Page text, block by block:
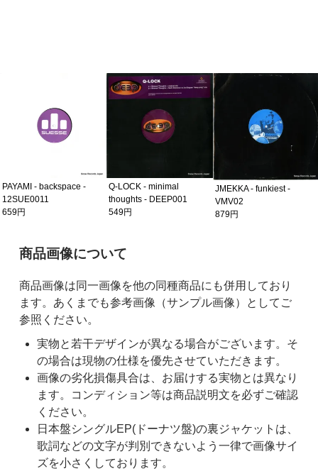
PAYAMI - backspace -
12SUE0011
659円
Q-LOCK - minimal
thoughts - DEEP001
549円
JMEKKA - funkiest -
VMV02
879円
ご購入前の注意事項
商品画像について
商品画像は同一画像を他の同種商品にも併用しており
ます。あくまでも参考画像（サンプル画像）としてご
参照ください。
実物と若干デザインが異なる場合がございます。そ
の場合は現物の仕様を優先させていただきます。
画像の劣化損傷具合は、お届けする実物とは異なり
ます。コンディション等は商品説明文を必ずご確認
ください。
日本盤シングルEP(ドーナツ盤)の裏ジャケットは、
歌詞などの文字が判別できないよう一律で画像サイ
ズを小さくしております。